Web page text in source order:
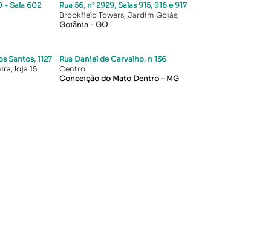
- Sala 602
Rua 56, n° 2929, Salas 915, 916 e 917
Brookfield Towers, Jardim Goiás,
Goiânia - GO
Santos, 1127
loja 15
Rua Daniel de Carvalho, n 136
Centro
Conceição do Mato Dentro – MG